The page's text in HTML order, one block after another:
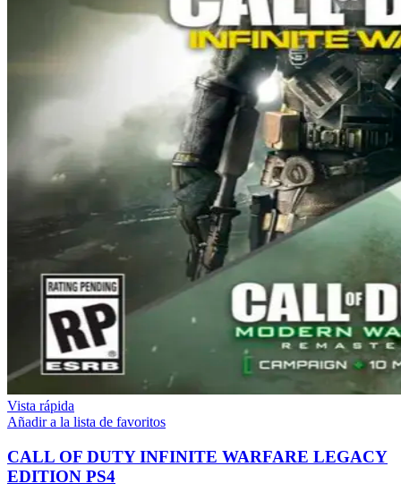
Vista rápida
Añadir a la lista de favoritos
CALL OF DUTY INFINITE WARFARE LEGACY
EDITION PS4